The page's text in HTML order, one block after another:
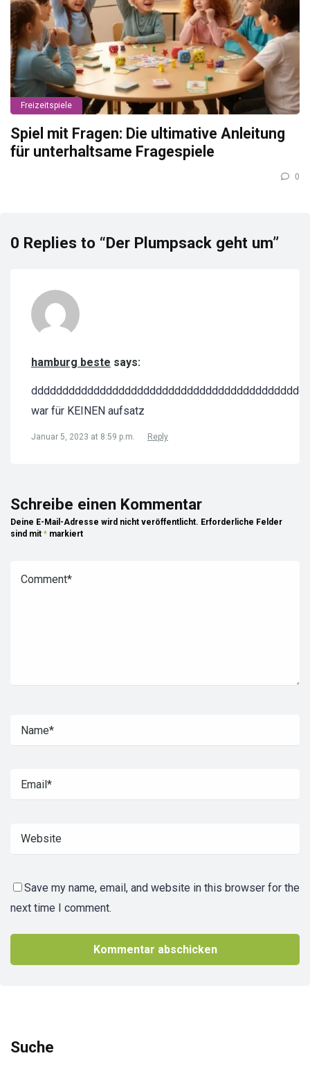
Freizeitspiele
Spiel mit Fragen: Die ultimative Anleitung
für unterhaltsame Fragespiele
0
0 Replies to “Der Plumpsack geht um”
hamburg beste says:
war für KEINEN aufsatz
Januar 5, 2023 at 8:59 p.m. Reply
Schreibe einen Kommentar
Deine E-Mail-Adresse wird nicht veröffentlicht. Erforderliche Felder
sind mit * markiert
Save my name, email, and website in this browser for the
next time I comment.
Suche